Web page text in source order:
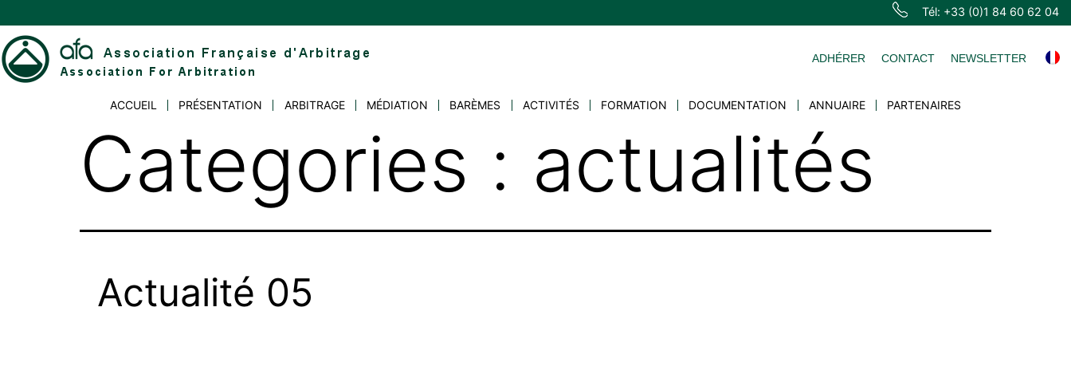
to
content
Tél: +33 (0)1 84 60 62 04
ADHÉRER CONTACT NEWSLETTER
ACCUEIL PRÉSENTATION ARBITRAGE MÉDIATION BARÈMES ACTIVITÉS FORMATION DOCUMENTATION ANNUAIRE PARTENAIRES
Categories : actualités
Actualité 05